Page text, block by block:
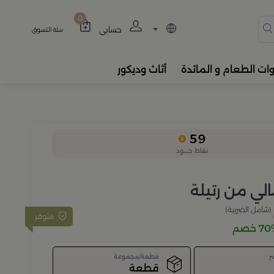
المباخر، والفواحات
حسابي
0
سلة التسوق
الطعام و المائدة أثاث وديكور
59
نقاط جــــود
من رتيلة
متوفر
(شامل الضريبة)
خصم
قطعة/مجموعة
قطعة